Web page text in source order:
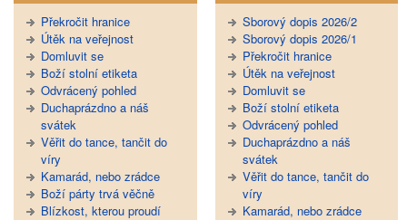
Překročit hranice
Útěk na veřejnost
Domluvit se
Boží stolní etiketa
Odvrácený pohled
Duchaprázdno a náš
svátek
Věřit do tance, tančit do
víry
Kamarád, nebo zrádce
Boží párty trvá věčně
Blízkost, kterou proudí
Sborový dopis 2026/2
Sborový dopis 2026/1
Překročit hranice
Útěk na veřejnost
Domluvit se
Boží stolní etiketa
Odvrácený pohled
Duchaprázdno a náš
svátek
Věřit do tance, tančit do
víry
Kamarád, nebo zrádce